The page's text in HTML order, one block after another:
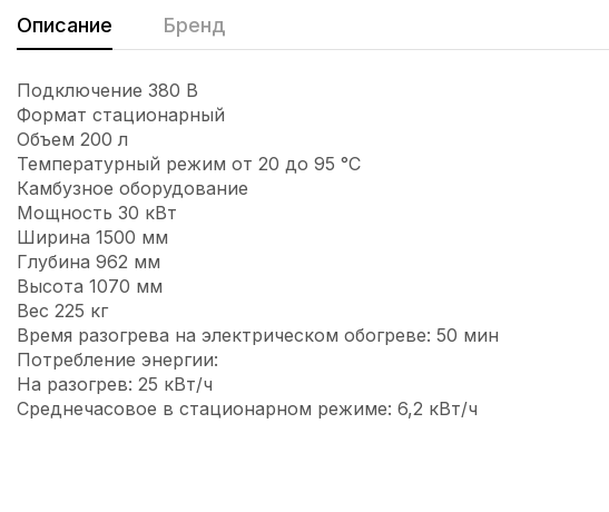
Описание Бренд
Подключение 380 В
Формат стационарный
Объем 200 л
Температурный режим от 20 до 95 °C
Камбузное оборудование
Мощность 30 кВт
Ширина 1500 мм
Глубина 962 мм
Высота 1070 мм
Вес 225 кг
Время разогрева на электрическом обогреве: 50 мин
Потребление энергии:
На разогрев: 25 кВт/ч
Среднечасовое в стационарном режиме: 6,2 кВт/ч